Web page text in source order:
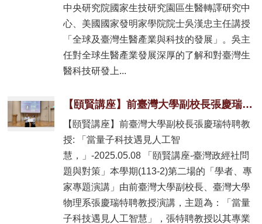
中央研究院國家生技研究園區生醫轉譯研究中
心、美國國家發明家學院院士吳漢忠主任講授
「全球及臺灣生醫產業與科技的發展」。吳主
任對全球生醫產業發展深厚的了解和對臺灣生
醫科技研發上...
【頤賢講座】前臺灣大學副校長張慶瑞特聘教授: 「當量子科技遇見人工智慧，」-2025.05.08
【頤賢講座】前臺灣大學副校長張慶瑞特聘教
授: 「當量子科技遇見人工智
慧，」-2025.05.08 「頤賢講座-臺灣政經社問
題與對策」本學期(113-2)第二場的「學者、專
家專題演講」由前臺灣大學副校長、臺灣大學
物理系張慶瑞特聘教授演講，主題為：「當量
子科技遇見人工智慧」，張特聘教授以其專業